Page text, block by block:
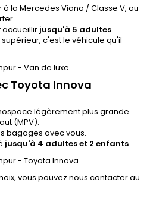
la Mercedes Viano / Classe V, ou
accueillir jusqu'à 5 adultes.
c'est le véhicule qu'il
Toyota Innova
légèrement plus grande
(MPV).
bagages avec vous.
jusqu'à 4 adultes et 2 enfants.
vous pouvez nous contacter au